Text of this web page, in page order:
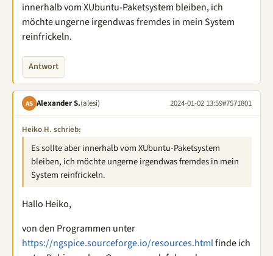
innerhalb vom XUbuntu-Paketsystem bleiben, ich
möchte ungerne irgendwas fremdes in mein System
reinfrickeln.
Antwort
AS Alexander S.(alesi) 2024-01-02 13:59#7571801
Heiko H. schrieb:
Es sollte aber innerhalb vom XUbuntu-Paketsystem
bleiben, ich möchte ungerne irgendwas fremdes in mein
System reinfrickeln.
Hallo Heiko,
von den Programmen unter
https://ngspice.sourceforge.io/resources.htmlfinde ich